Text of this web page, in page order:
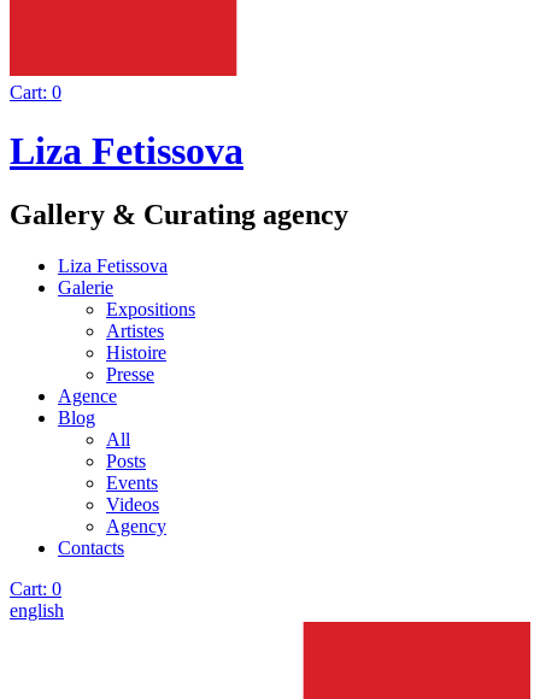
Cart: 0
Liza Fetissova
Gallery & Curating agency
Liza Fetissova
Galerie
Expositions
Artistes
Histoire
Presse
Agence
Blog
All
Posts
Events
Videos
Agency
Contacts
Cart: 0
english